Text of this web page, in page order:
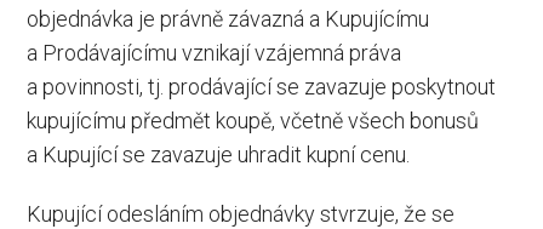
objednávka je právně závazná a Kupujícímu
a Prodávajícímu vznikají vzájemná práva
a povinnosti, tj. prodávající se zavazuje poskytnout
kupujícímu předmět koupě, včetně všech bonusů
a Kupující se zavazuje uhradit kupní cenu.
Kupující odesláním objednávky stvrzuje, že se